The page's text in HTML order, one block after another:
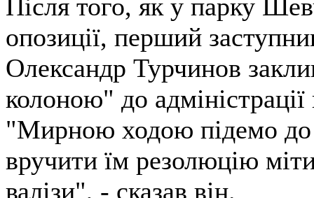
Після того, як у парку
опозиції, перший
Олександр Турчинов
колоною" до
"Мирною ходою підемо до
вручити їм резолюцію
валізи", - сказав він.